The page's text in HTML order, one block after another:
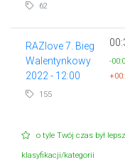
62
RAZlove 7. Bieg
Walentynkowy
2022 - 12:00
155
-
o tyle Twój czas był
klasyfikacji/kategorii